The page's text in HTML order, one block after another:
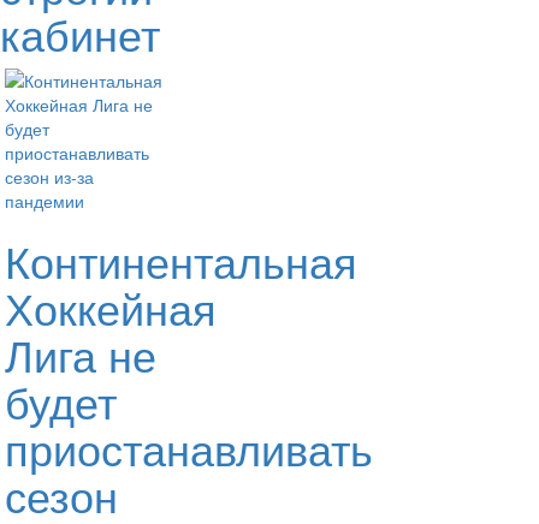
кабинет
Континентальная
Хоккейная
Лига не
будет
приостанавливать
сезон